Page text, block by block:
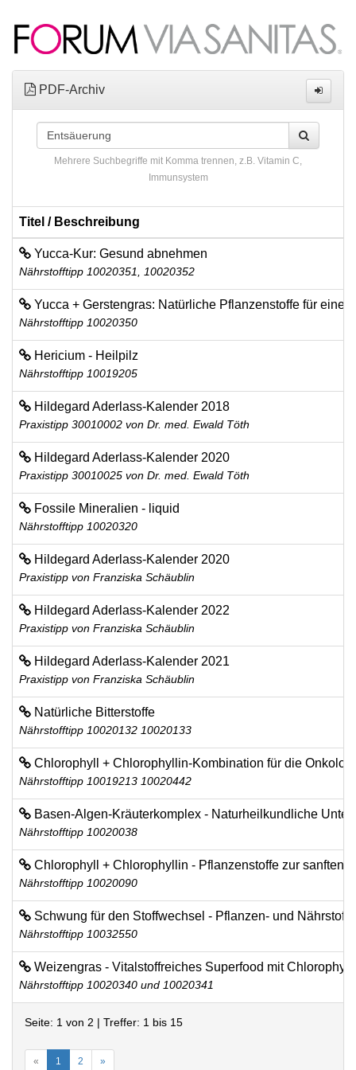
PDF-Archiv
Mehrere Suchbegriffe mit Komma trennen, z.B. Vitamin C,
Immunsystem
Titel / Beschreibung
Yucca-Kur: Gesund abnehmen
Nährstofftipp 10020351, 10020352
Yucca + Gerstengras: Natürliche Pflanzenstoffe für eine
Nährstofftipp 10020350
Hericium - Heilpilz
Nährstofftipp 10019205
Hildegard Aderlass-Kalender 2018
Praxistipp 30010002 von Dr. med. Ewald Töth
Hildegard Aderlass-Kalender 2020
Praxistipp 30010025 von Dr. med. Ewald Töth
Fossile Mineralien - liquid
Nährstofftipp 10020320
Hildegard Aderlass-Kalender 2020
Praxistipp von Franziska Schäublin
Hildegard Aderlass-Kalender 2022
Praxistipp von Franziska Schäublin
Hildegard Aderlass-Kalender 2021
Praxistipp von Franziska Schäublin
Natürliche Bitterstoffe
Nährstofftipp 10020132 10020133
Chlorophyll + Chlorophyllin-Kombination für die
Nährstofftipp 10019213 10020442
Basen-Algen-Kräuterkomplex - Naturheilkundliche
Nährstofftipp 10020038
Chlorophyll + Chlorophyllin - Pflanzenstoffe zur sanften
Nährstofftipp 10020090
Schwung für den Stoffwechsel - Pflanzen- und
Nährstofftipp 10032550
Weizengras - Vitalstoffreiches Superfood mit Chlorophyll
Nährstofftipp 10020340 und 10020341
Seite: 1 von 2 | Treffer: 1 bis 15
« 1 2 »